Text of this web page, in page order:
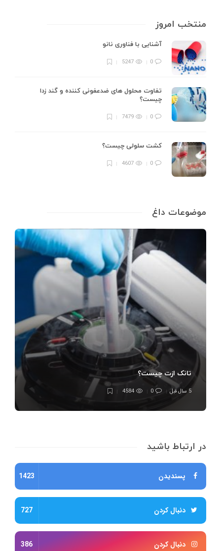
منتخب امروز
آشنایی با فناوری نانو
0
5247
تفاوت محلول های ضدعفونی کننده و گند زدا
چیست؟
0
7479
کشت سلولی چیست؟
0
4607
موضوعات داغ
تانک ازت چیست؟
5 سال قبل 0
4584
در ارتباط باشید
پسندیدن 1423
دنبال کردن 727
دنبال کردن 386